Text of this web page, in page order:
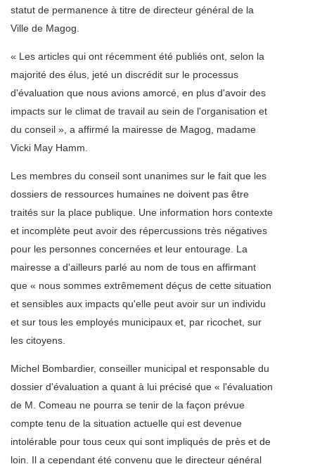
statut de permanence à titre de directeur général de la
Ville de Magog.
« Les articles qui ont récemment été publiés ont, selon la
majorité des élus, jeté un discrédit sur le processus
d'évaluation que nous avions amorcé, en plus d'avoir des
impacts sur le climat de travail au sein de l'organisation et
du conseil », a affirmé la mairesse de Magog, madame
Vicki May Hamm.
Les membres du conseil sont unanimes sur le fait que les
dossiers de ressources humaines ne doivent pas être
traités sur la place publique. Une information hors contexte
et incomplète peut avoir des répercussions très négatives
pour les personnes concernées et leur entourage. La
mairesse a d'ailleurs parlé au nom de tous en affirmant
que « nous sommes extrêmement déçus de cette situation
et sensibles aux impacts qu'elle peut avoir sur un individu
et sur tous les employés municipaux et, par ricochet, sur
les citoyens.
Michel Bombardier, conseiller municipal et responsable du
dossier d'évaluation a quant à lui précisé que « l'évaluation
de M. Comeau ne pourra se tenir de la façon prévue
compte tenu de la situation actuelle qui est devenue
intolérable pour tous ceux qui sont impliqués de près et de
loin. Il a cependant été convenu que le directeur général